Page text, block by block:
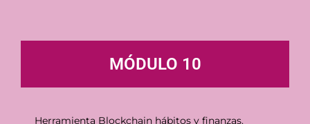
MÓDULO 10
Herramienta Blockchain hábitos y finanzas.